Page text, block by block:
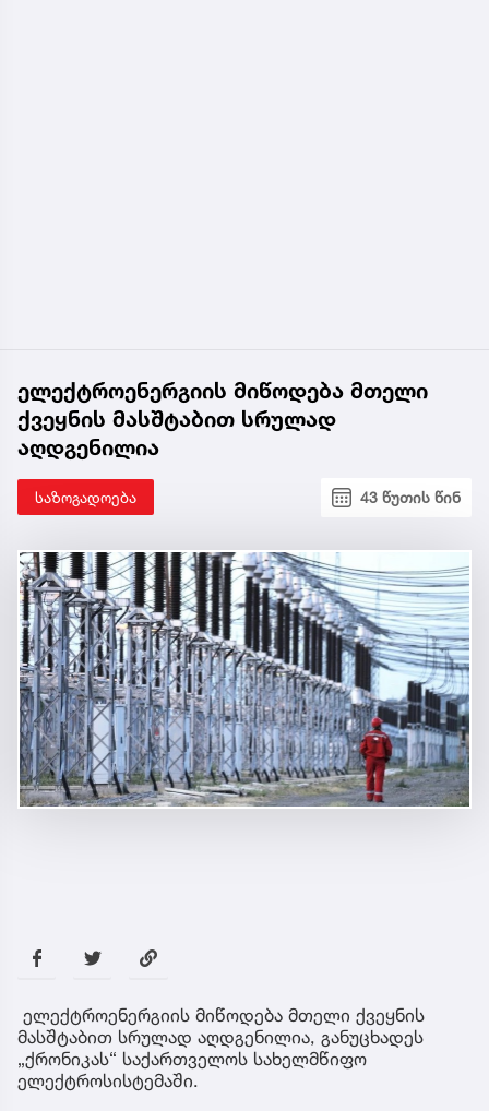
ელექტროენერგიის მიწოდება მთელი
ქვეყნის მასშტაბით სრულად
აღდგენილია
საზოგადოება 43 წუთის წინ
ელექტროენერგიის მიწოდება მთელი ქვეყნის
მასშტაბით სრულად აღდგენილია, განუცხადეს
„ქრონიკას“ საქართველოს სახელმწიფო
ელექტროსისტემაში.